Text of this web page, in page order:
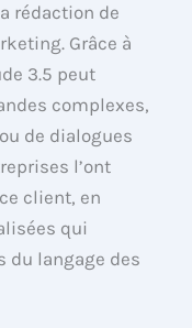
rédaction de
Grâce à
3.5 peut
complexes,
de dialogues
l’ont
client, en
qui
du langage des